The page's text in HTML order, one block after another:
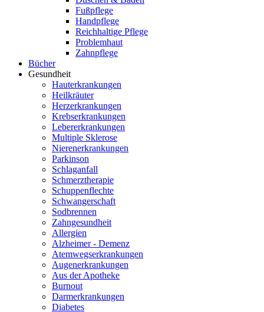
Fußpflege
Handpflege
Reichhaltige Pflege
Problemhaut
Zahnpflege
Bücher
Gesundheit
Hauterkrankungen
Heilkräuter
Herzerkrankungen
Krebserkrankungen
Lebererkrankungen
Multiple Sklerose
Nierenerkrankungen
Parkinson
Schlaganfall
Schmerztherapie
Schuppenflechte
Schwangerschaft
Sodbrennen
Zahngesundheit
Allergien
Alzheimer - Demenz
Atemwegserkrankungen
Augenerkrankungen
Aus der Apotheke
Burnout
Darmerkrankungen
Diabetes